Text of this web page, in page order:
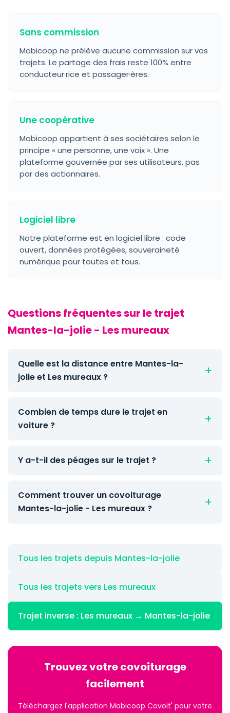
Sans commission
Mobicoop ne prélève aucune commission sur vos
trajets. Le partage des frais reste 100% entre
conducteur·rice et passager·ères.
Une coopérative
Mobicoop appartient à ses sociétaires selon le
principe « une personne, une voix ». Une
plateforme gouvernée par ses utilisateurs, pas
par des actionnaires.
Logiciel libre
Notre plateforme est en logiciel libre : code
ouvert, données protégées, souveraineté
numérique pour toutes et tous.
Questions fréquentes sur le trajet
Mantes-la-jolie - Les mureaux
Quelle est la distance entre Mantes-la-
jolie et Les mureaux ?
Combien de temps dure le trajet en
voiture ?
Y a-t-il des péages sur le trajet ?
Comment trouver un covoiturage
Mantes-la-jolie - Les mureaux ?
Tous les trajets depuis Mantes-la-jolie
Tous les trajets vers Les mureaux
Trajet inverse : Les mureaux → Mantes-la-jolie
Trouvez votre covoiturage
facilement
Téléchargez l'application Mobicoop Covoit' pour votre